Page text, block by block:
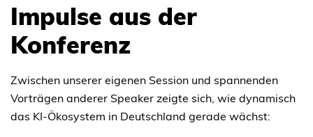
Impulse aus der
Konferenz
Zwischen unserer eigenen Session und spannenden
Vorträgen anderer Speaker zeigte sich, wie dynamisch
das KI-Ökosystem in Deutschland gerade wächst: